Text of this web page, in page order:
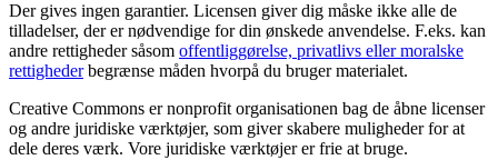
Der gives ingen garantier. Licensen giver dig måske ikke alle de
tilladelser, der er nødvendige for din ønskede anvendelse. F.eks. kan
andre rettigheder såsom offentliggørelse, privatlivs eller moralske
rettighederbegrænse måden hvorpå du bruger materialet.
Creative Commons er nonprofit organisationen bag de åbne licenser
og andre juridiske værktøjer, som giver skabere muligheder for at
dele deres værk. Vore juridiske værktøjer er frie at bruge.